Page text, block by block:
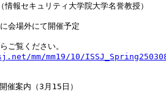
リティ大学院大学名誉教授）
場外にて開催予定
覧ください。
mm/mm19/10/
催案内（3月15日）